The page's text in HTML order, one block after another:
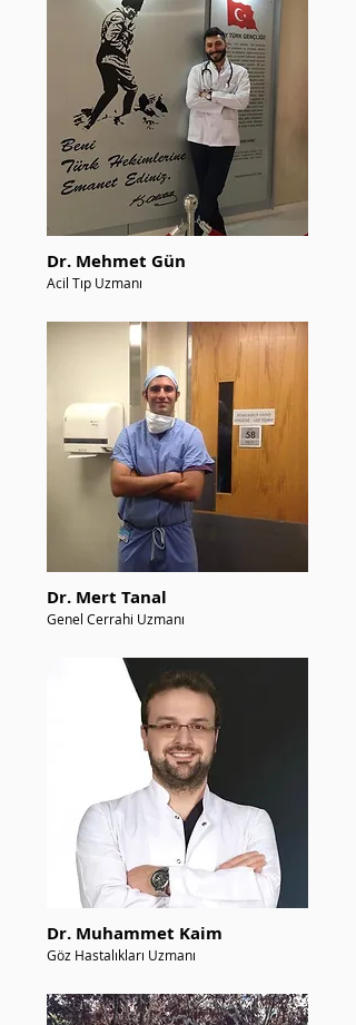
Dr. Mehmet Gün
Acil Tıp Uzmanı
Dr. Mert Tanal
Genel Cerrahi Uzmanı
Dr. Muhammet Kaim
Göz Hastalıkları Uzmanı